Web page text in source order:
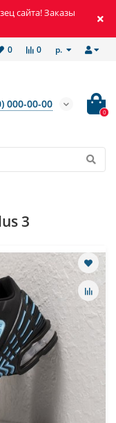
сайта! Заказы
р.
0
0
000-00-00
0
3